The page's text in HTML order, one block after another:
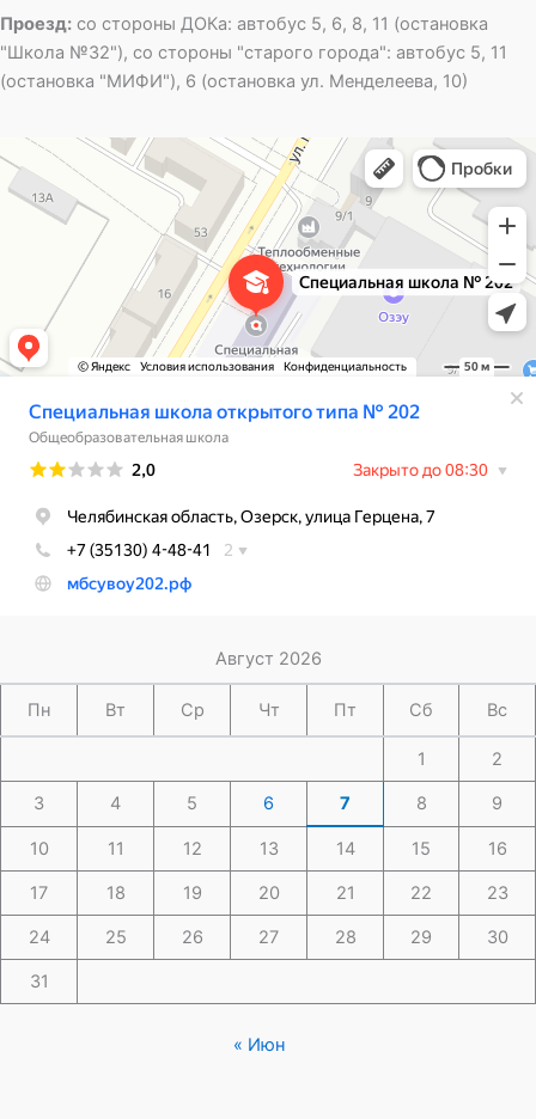
Проезд: со стороны ДОКа: автобус 5, 6, 8, 11 (остановка
"Школа №32"), со стороны "старого города": автобус 5, 11
(остановка "МИФИ"), 6 (остановка ул. Менделеева, 10)
Специальная школа открытого типа № 202
Общеобразовательная школа в Озёрске
Август 2026
Пн Вт Ср Чт Пт Сб Вс
1 2
3 4 5 6 7 8 9
10 11 12 13 14 15 16
17 18 19 20 21 22 23
24 25 26 27 28 29 30
31
« Июн